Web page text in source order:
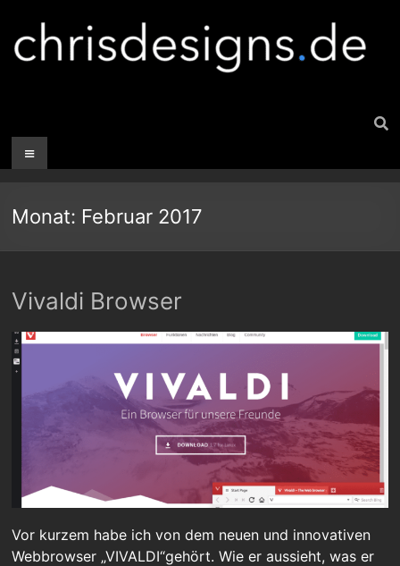
Monat: Februar 2017
Vivaldi Browser
Vor kurzem habe ich von dem neuen und innovativen
Webbrowser „VIVALDI“gehört. Wie er aussieht, was er